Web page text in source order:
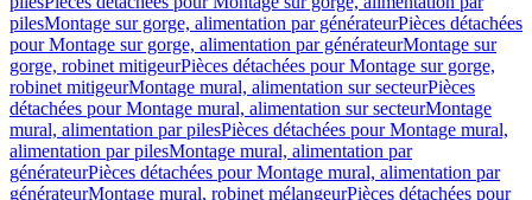
pilesMontage sur gorge, alimentation par générateurPièces détachées
pour Montage sur gorge, alimentation par générateurMontage sur
gorge, robinet mitigeurPièces détachées pour Montage sur gorge,
robinet mitigeurMontage mural, alimentation sur secteurPièces
détachées pour Montage mural, alimentation sur secteurMontage
mural, alimentation par pilesPièces détachées pour Montage mural,
alimentation par pilesMontage mural, alimentation par
générateurPièces détachées pour Montage mural, alimentation par
générateurMontage mural, robinet mélangeurPièces détachées pour